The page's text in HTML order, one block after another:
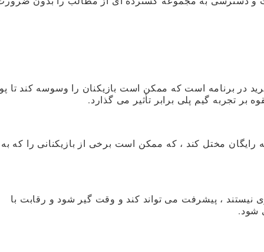
در برنامه است که ممکن است بازیکنان را وسوسه کند تا
بر تجربه گیم پلی برابر تأثیر می گذارد.
رایگان مختل کند ، که ممکن است برخی از بازیکنانی را که به
نیستند ، پیشرفت می تواند کند و وقت گیر شود و رقابت با
شود.